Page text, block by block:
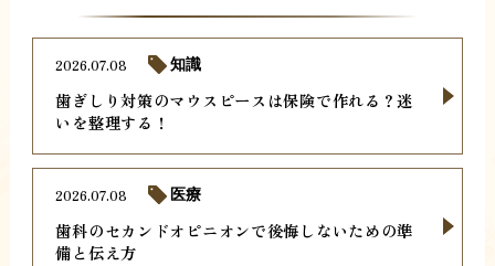
歯ぎしり対策のマウスピースは保険で作れる？迷
いを整理する！
2026.07.08 知識
歯科のセカンドオピニオンで後悔しないための準
備と伝え方
2026.07.08 医療